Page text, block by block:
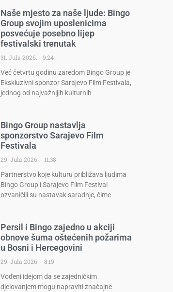
Naše mjesto za naše ljude: Bingo
Group svojim uposlenicima
posvećuje posebno lijep
festivalski trenutak
31. Jula 2026.
9:24
Već četvrtu godinu zaredom Bingo Group je
Ekskluzivni sponzor Sarajevo Film Festivala,
jednog od najvažnijih kulturnih
Bingo Group nastavlja
sponzorstvo Sarajevo Film
Festivala
29. Jula 2026.
11:38
Partnerstvo koje kulturu približava ljudima
Bingo Group i Sarajevo Film Festival
ozvaničili su nastavak saradnje, čime
Persil i Bingo zajedno u akciji
obnove šuma oštećenih požarima
u Bosni i Hercegovini
29. Jula 2026.
8:19
Vođeni idejom da se zajedničkim
djelovanjem mogu napraviti značajne